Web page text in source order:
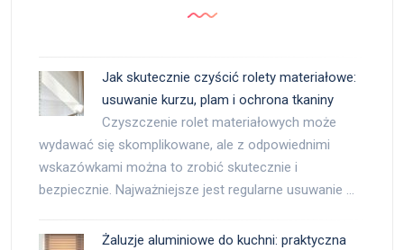
Jak skutecznie czyścić rolety materiałowe:
usuwanie kurzu, plam i ochrona tkaniny
Czyszczenie rolet materiałowych może
wydawać się skomplikowane, ale z odpowiednimi
wskazówkami można to zrobić skutecznie i
bezpiecznie. Najważniejsze jest regularne usuwanie …
Żaluzje aluminiowe do kuchni: praktyczna